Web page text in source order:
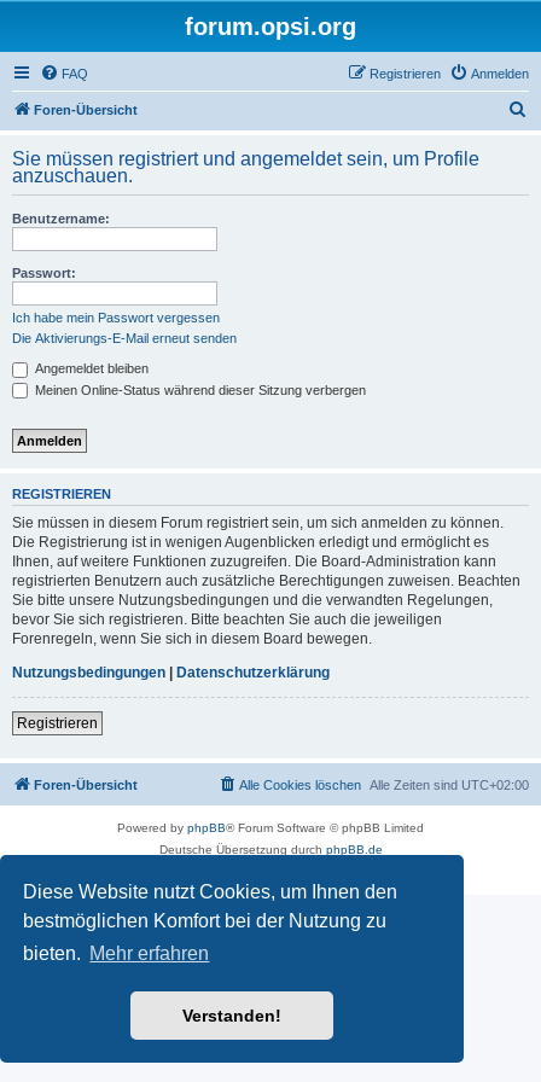
Diese Website nutzt Cookies, um Ihnen den
bestmöglichen Komfort bei der Nutzung zu
bieten. Mehr erfahren
Verstanden!
forum.opsi.org
FAQ Anmelden
Registrieren
Foren-Übersicht
h
Sie müssen registriert und angemeldet sein, um Profile
anzuschauen.
Benutzername:
Passwort:
Ich habe mein Passwort vergessen
Die Aktivierungs-E-Mail erneut senden
Angemeldet bleiben
Meinen Online-Status während dieser Sitzung verbergen
REGISTRIEREN
Sie müssen in diesem Forum registriert sein, um sich anmelden zu können.
Die Registrierung ist in wenigen Augenblicken erledigt und ermöglicht es
Ihnen, auf weitere Funktionen zuzugreifen. Die Board-Administration kann
registrierten Benutzern auch zusätzliche Berechtigungen zuweisen. Beachten
Sie bitte unsere Nutzungsbedingungen und die verwandten Regelungen,
bevor Sie sich registrieren. Bitte beachten Sie auch die jeweiligen
Forenregeln, wenn Sie sich in diesem Board bewegen.
Nutzungsbedingungen | Datenschutzerklärung
Registrieren
Foren-Übersicht Alle Zeiten sind UTC+02:00
Alle Cookies löschen
Powered by phpBB® Forum Software © phpBB Limited
Deutsche Übersetzung durch phpBB.de